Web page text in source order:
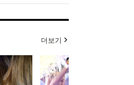
더보기